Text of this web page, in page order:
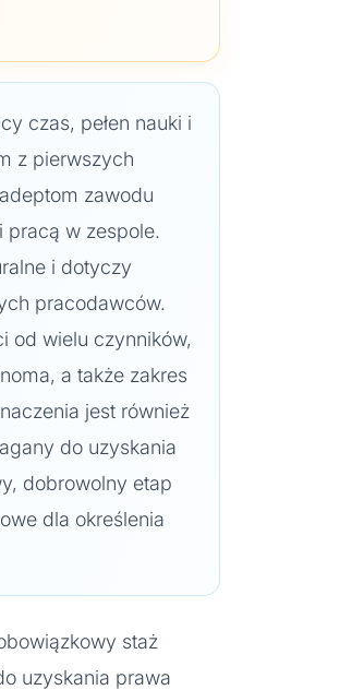
czas, pełen nauki i
z pierwszych
zawodu
pracą w zespole.
i dotyczy
pracodawców.
od wielu czynników,
a także zakres
jest również
do uzyskania
dobrowolny etap
dla określenia
staż
uzyskania prawa